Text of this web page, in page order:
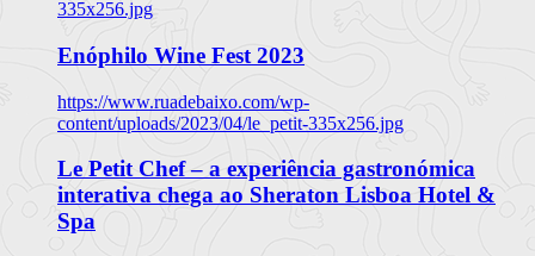
335x256.jpg
Enóphilo Wine Fest 2023
https://www.ruadebaixo.com/wp-
content/uploads/2023/04/le_petit-335x256.jpg
Le Petit Chef – a experiência gastronómica
interativa chega ao Sheraton Lisboa Hotel &
Spa